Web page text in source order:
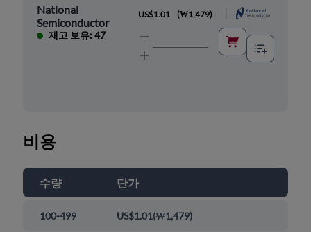
National
Semiconductor
재고 보유: 47
US$1.01 (₩1,479)
비용
수량 단가
100-499 US$1.01(₩1,479)